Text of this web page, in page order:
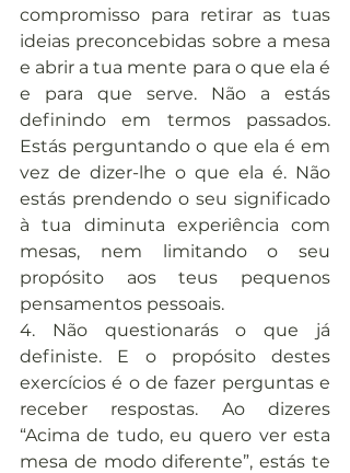
compromisso para retirar as tuas
ideias preconcebidas sobre a mesa
e abrir a tua mente para o que ela é
e para que serve. Não a estás
definindo em termos passados.
Estás perguntando o que ela é em
vez de dizer-lhe o que ela é. Não
estás prendendo o seu significado
à tua diminuta experiência com
mesas, nem limitando o seu
propósito aos teus pequenos
pensamentos pessoais.
4. Não questionarás o que já
definiste. E o propósito destes
exercícios é o de fazer perguntas e
receber respostas. Ao dizeres
“Acima de tudo, eu quero ver esta
mesa de modo diferente”, estás te